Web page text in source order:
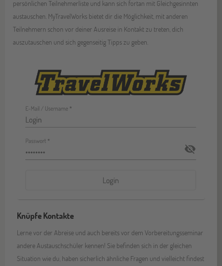
persönlichen Teilnehmerliste und kann sich fortan mit Gleichgesinnten
austauschen. MyTravelWorks bietet dir die Möglichkeit, mit anderen
Teilnehmern schon vor deiner Ausreise in Kontakt zu treten, dich
auszutauschen und sich gegenseitig Tipps zu geben.
Knüpfe Kontakte
Lerne vor der Abreise und auch bereits vor dem Vorbereitungsseminar
andere Austauschschüler kennen! Sie befinden sich in der gleichen
Situation wie du, haben sicherlich ähnliche Fragen und vielleicht findest